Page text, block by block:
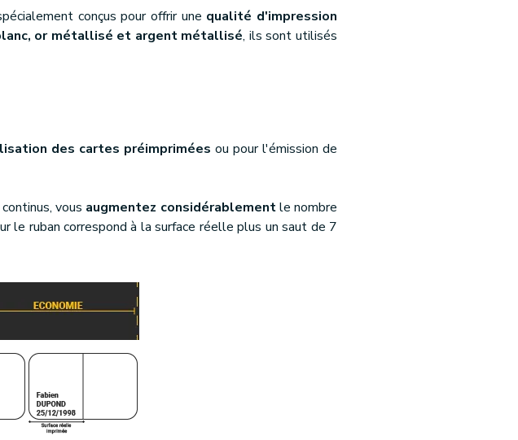
conçus pour offrir une qualité d'impression
or métallisé et argent métallisé, ils sont utilisés
des cartes préimprimées ou pour l'émission de
vous augmentez considérablementle nombre
le ruban correspond à la surface réelle plus un saut de 7